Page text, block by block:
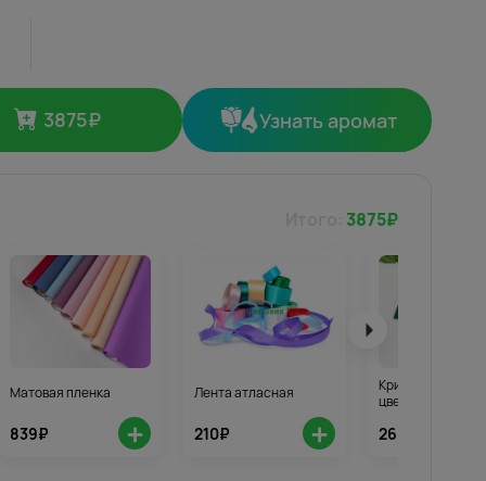
3875₽ Узнать аромат
3875₽
Матовая пленка
839₽ +
Лента атласная
210₽ +
Кризал для
цветов 3шт.
268₽